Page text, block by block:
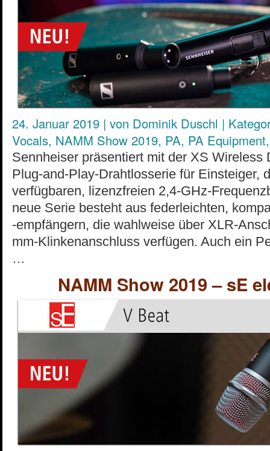
24. Januar 2019 | von Dominik Duschl |
Vocals, NAMM Show 2019, PA, PA Equipment
Sennheiser präsentiert mit der XS Wireless
Plug-and-Play-Drahtlosserie für Einsteiger,
verfügbaren, lizenzfreien 2,4-GHz-
neue Serie besteht aus federleichten,
-empfängern, die wahlweise über XLR-
mm-Klinkenanschluss verfügen. Auch ein
…
NAMM Show 2019 – sE